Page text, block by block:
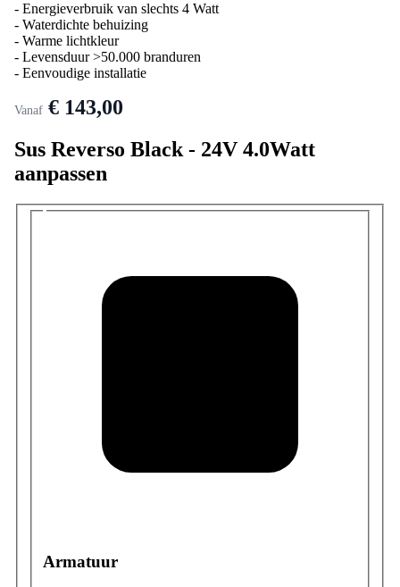
- Energieverbruik van slechts 4 Watt
- Waterdichte behuizing
- Warme lichtkleur
- Levensduur >50.000 branduren
- Eenvoudige installatie
Vanaf € 143,00
Sus Reverso Black - 24V 4.0Watt
aanpassen
Armatuur